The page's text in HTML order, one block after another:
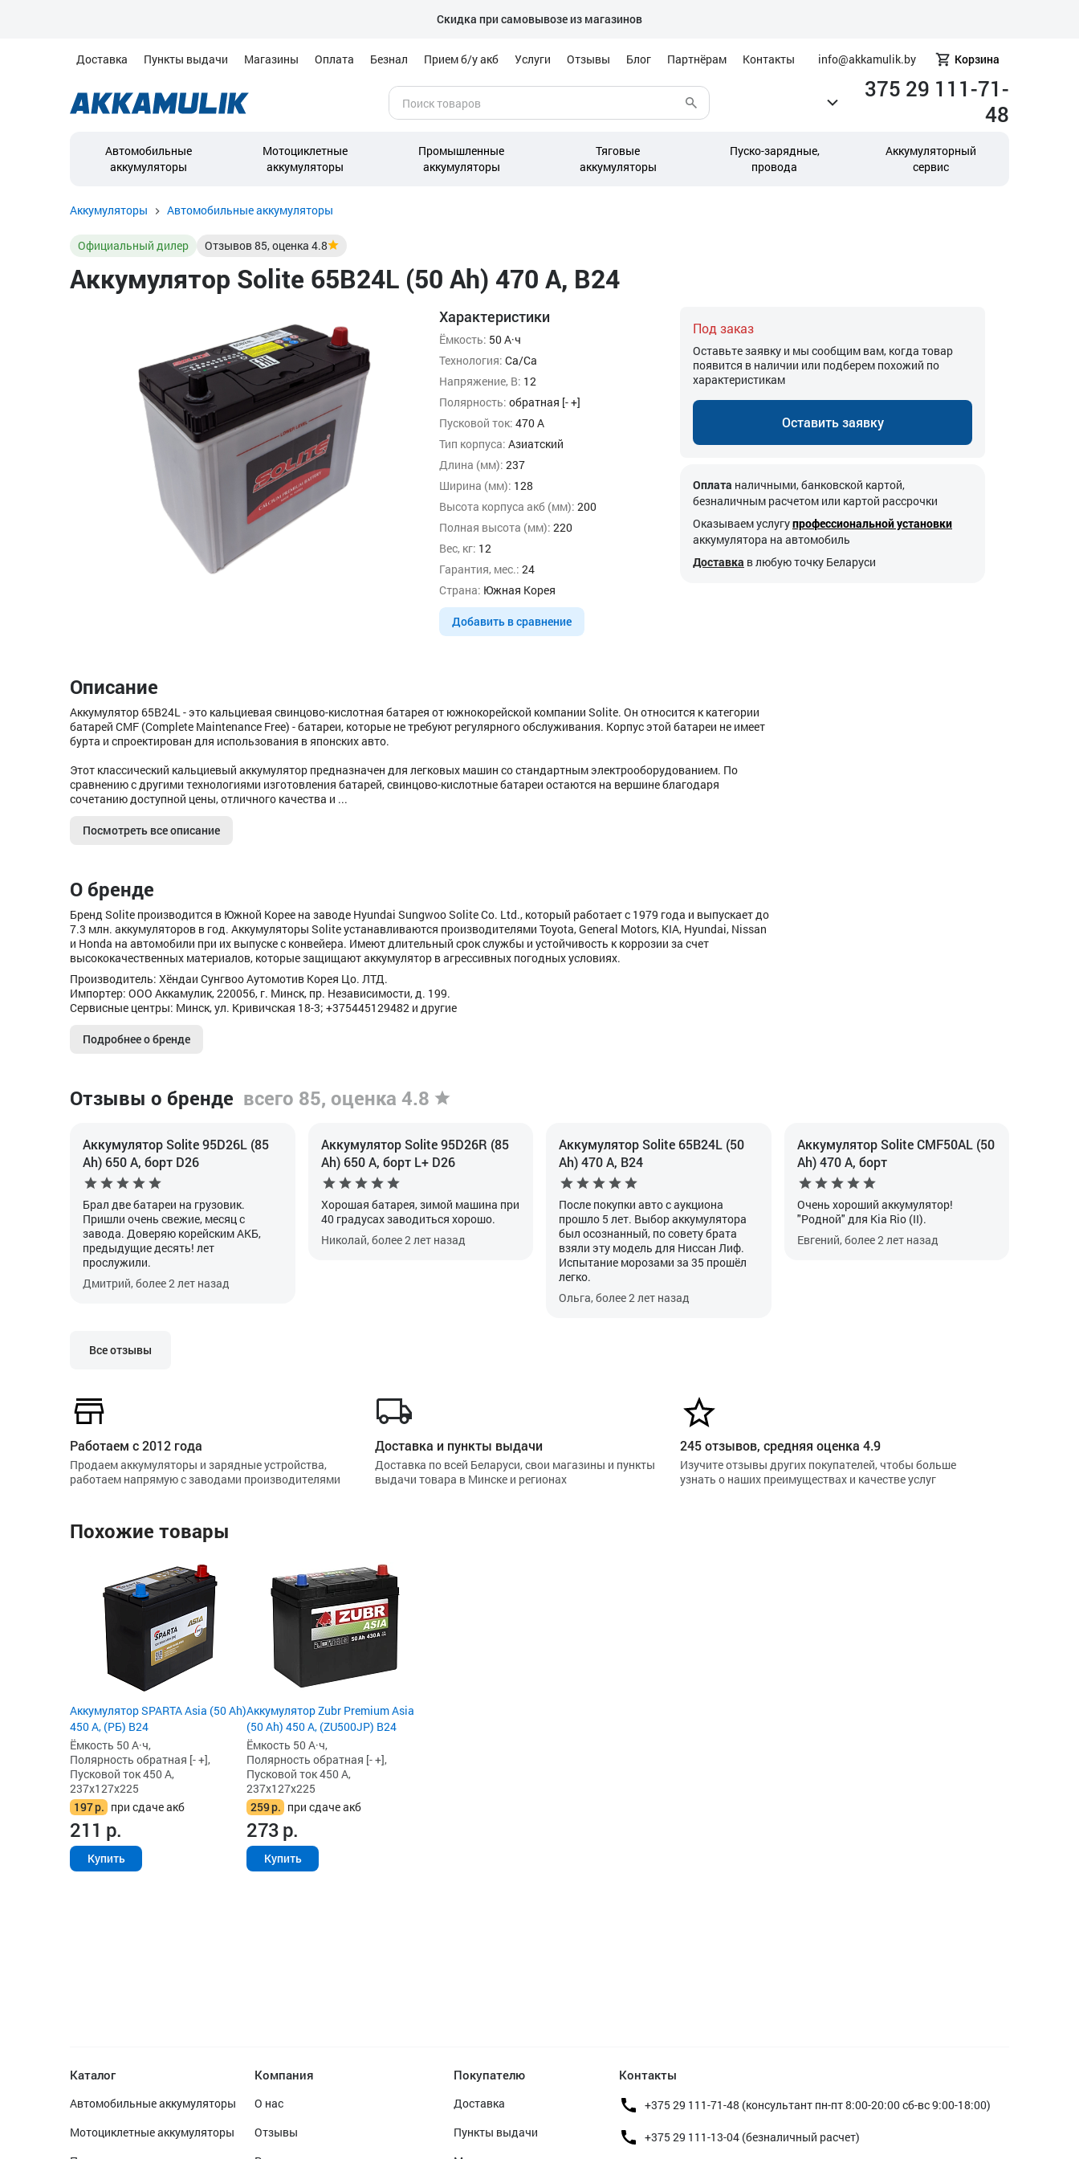
Скидка при самовывозе из магазинов
Доставка Пункты выдачи Магазины Оплата Безнал Прием б/у акб Услуги Отзывы Блог Партнёрам Контакты info@akkamulik.by Корзина
375 29 111-71-
48
Автомобильные
аккумуляторы
Мотоциклетные
аккумуляторы
Промышленные
аккумуляторы
Тяговые
аккумуляторы
Пуско-зарядные,
провода
Аккумуляторный
сервис
Аккумуляторы Автомобильные аккумуляторы
Официальный дилер Отзывов85, оценка 4.8
Аккумулятор Solite 65B24L (50 Ah) 470 А, B24
Характеристики
Ёмкость: 50 А·ч
Технология: Ca/Ca
Напряжение, В: 12
Полярность: обратная [- +]
Пусковой ток: 470 А
Тип корпуса: Азиатский
Длина (мм): 237
Ширина (мм): 128
Высота корпуса акб (мм): 200
Полная высота (мм): 220
Вес, кг: 12
Гарантия, мес.: 24
Страна: Южная Корея
Добавить в сравнение
Под заказ
Оставьте заявку и мы сообщим вам, когда товар
появится в наличии или подберем похожий по
характеристикам
Оставить заявку
Оплата наличными, банковской картой,
безналичным расчетом или картой рассрочки
Оказываем услугупрофессиональной установки
аккумулятора на автомобиль
Доставка в любую точку Беларуси
Описание
Аккумулятор 65B24L - это кальциевая свинцово-кислотная батарея от южнокорейской компании Solite. Он относится к категории
батарей CMF (Complete Maintenance Free) - батареи, которые не требуют регулярного обслуживания. Корпус этой батареи не имеет
бурта и спроектирован для использования в японских авто.
Этот классический кальциевый аккумулятор предназначен для легковых машин со стандартным электрооборудованием. По
сравнению с другими технологиями изготовления батарей, свинцово-кислотные батареи остаются на вершине благодаря
сочетанию доступной цены, отличного качества и ...
Посмотреть все описание
О бренде
Бренд Solite производится в Южной Корее на заводе Hyundai Sungwoo Solite Co. Ltd., который работает с 1979 года и выпускает до
7.3 млн. аккумуляторов в год. Аккумуляторы Solite устанавливаются производителями Toyota, General Motors, KIA, Hyundai, Nissan
и Honda на автомобили при их выпуске с конвейера. Имеют длительный срок службы и устойчивость к коррозии за счет
высококачественных материалов, которые защищают аккумулятор в агрессивных погодных условиях.
Производитель: Хёндаи Сунгвоо Аутомотив Корея Цо. ЛТД.
Импортер: ООО Аккамулик, 220056, г. Минск, пр. Независимости, д. 199.
Сервисные центры: Минск, ул. Кривичская 18-3; +375445129482 и другие
Подробнее о бренде
Отзывы о бренде всего 85, оценка 4.8
Аккумулятор Solite 95D26L (85
Ah) 650 А, борт D26
Брал две батареи на грузовик.
Пришли очень свежие, месяц с
завода. Доверяю корейским АКБ,
предыдущие десять! лет
прослужили.
Дмитрий, более 2 лет назад
Аккумулятор Solite 95D26R (85
Ah) 650 А, борт L+ D26
Хорошая батарея, зимой машина при
40 градусах заводиться хорошо.
Николай, более 2 лет назад
Аккумулятор Solite 65B24L (50
Ah) 470 А, B24
После покупки авто с аукциона
прошло 5 лет. Выбор аккумулятора
был осознанный, по совету брата
взяли эту модель для Ниссан Лиф.
Испытание морозами за 35 прошёл
легко.
Ольга, более 2 лет назад
Аккумулятор Solite CMF50AL (50
Ah) 470 А, борт
Очень хороший аккумулятор!
"Родной" для Kia Rio (II).
Евгений, более 2 лет назад
Все отзывы
Работаем с 2012 года
Продаем аккумуляторы и зарядные устройства,
работаем напрямую с заводами производителями
Доставка и пункты выдачи
Доставка по всей Беларуси, свои магазины и пункты
выдачи товара в Минске и регионах
245 отзывов, средняя оценка 4.9
Изучите отзывы других покупателей, чтобы больше
узнать о наших преимуществах и качестве услуг
Похожие товары
Аккумулятор SPARTA Asia (50 Ah)
450 А, (РБ) B24
Ёмкость 50 А·ч,
Полярность обратная [- +],
Пусковой ток 450 А,
237x127x225
197р. при сдаче акб
211 р.
Купить
Аккумулятор Zubr Premium Asia
(50 Ah) 450 А, (ZU500JP) B24
Ёмкость 50 А·ч,
Полярность обратная [- +],
Пусковой ток 450 А,
237x127x225
259р. при сдаче акб
273р.
Купить
Каталог
Автомобильные аккумуляторы
Мотоциклетные аккумуляторы
Компания
О нас
Отзывы
Покупателю
Доставка
Пункты выдачи
Контакты
+375 29 111-71-48 (консультант пн-пт 8:00-20:00 сб-вс 9:00-18:00)
+375 29 111-13-04 (безналичный расчет)